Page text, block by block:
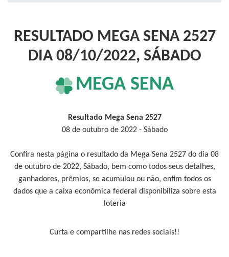
RESULTADO MEGA SENA 2527
DIA 08/10/2022, SÁBADO
MEGA SENA
Resultado Mega Sena 2527
08 de outubro de 2022 - Sábado
Confira nesta página o resultado da Mega Sena 2527 do dia 08
de outubro de 2022, Sábado, bem como todos seus detalhes,
ganhadores, prêmios, se acumulou ou não, enfim todos os
dados que a caixa econômica federal disponibiliza sobre esta
loteria
Curta e compartilhe nas redes sociais!!